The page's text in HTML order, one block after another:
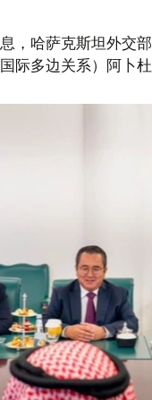
，哈萨克斯坦外交
多边关系）阿卜杜